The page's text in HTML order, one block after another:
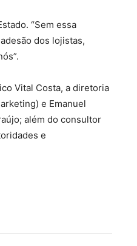
“Sem essa
dos lojistas,
Vital Costa, a diretoria
e Emanuel
além do consultor
e